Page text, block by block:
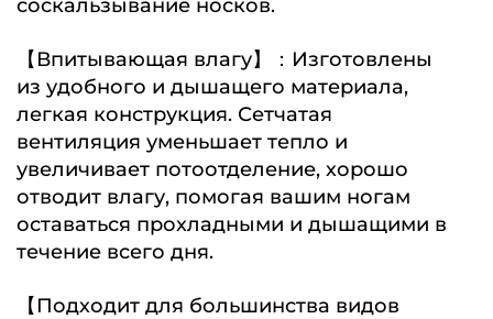
соскальзывание носков.
【Впитывающая влагу】：Изготовлены
из удобного и дышащего материала,
легкая конструкция. Сетчатая
вентиляция уменьшает тепло и
увеличивает потоотделение, хорошо
отводит влагу, помогая вашим ногам
оставаться прохладными и дышащими в
течение всего дня.
【Подходит для большинства видов